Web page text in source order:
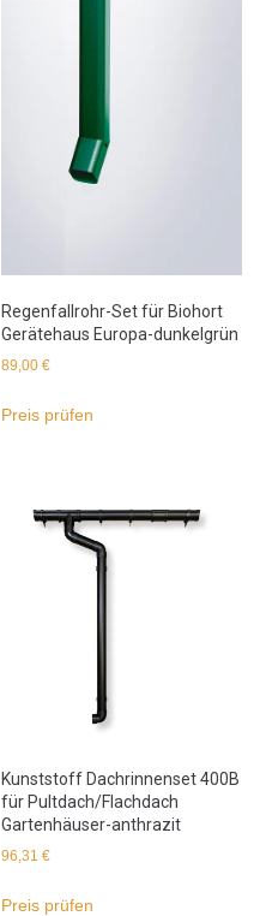
Regenfallrohr-Set für Biohort
Gerätehaus Europa-dunkelgrün
89,00€
Preis prüfen
Kunststoff Dachrinnenset 400B
für Pultdach/Flachdach
Gartenhäuser-anthrazit
96,31€
Preis prüfen